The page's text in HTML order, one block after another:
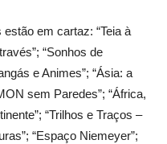
em cartaz: “Teia à
“Sonhos de
e Animes”; “Ásia: a
sem Paredes”; “África,
“Trilhos e Traços –
“Espaço Niemeyer”;